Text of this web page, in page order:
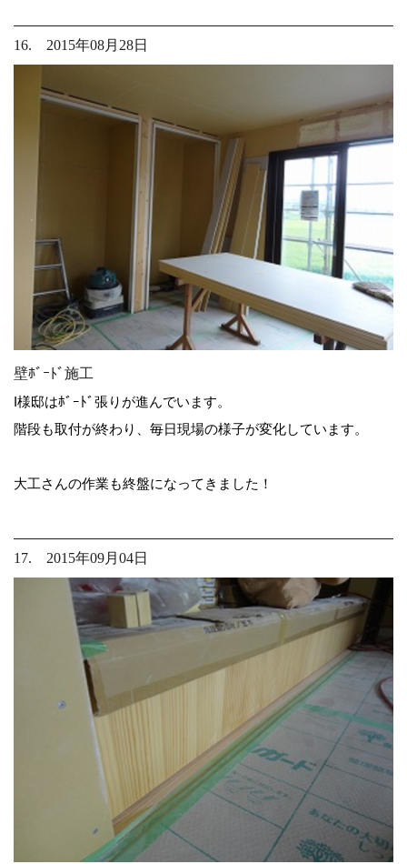
16. 2015年08月28日
壁ﾎﾞｰﾄﾞ施工
I様邸はﾎﾞｰﾄﾞ張りが進んでいます。
階段も取付が終わり、毎日現場の様子が変化しています。
大工さんの作業も終盤になってきました！
17. 2015年09月04日